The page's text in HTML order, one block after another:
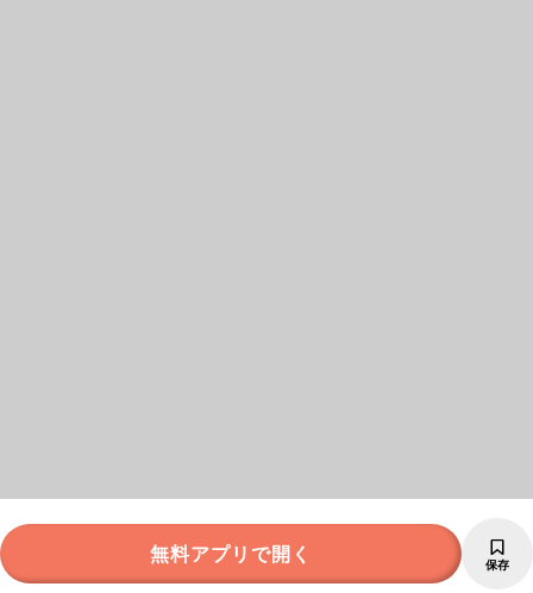
無料アプリで開く 保存